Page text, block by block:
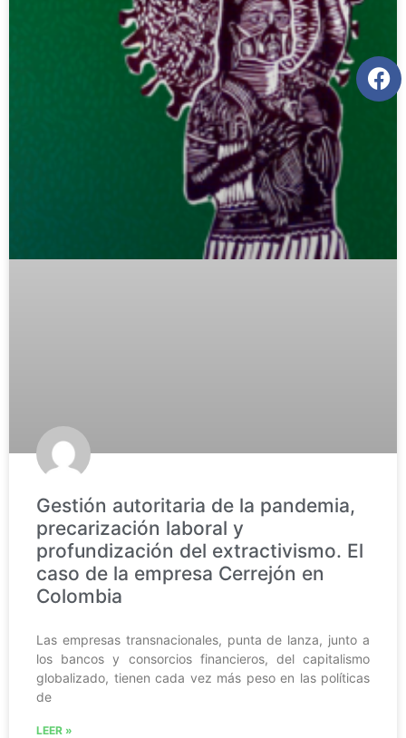
Gestión autoritaria de la pandemia,
precarización laboral y
profundización del extractivismo. El
caso de la empresa Cerrejón en
Colombia
Las empresas transnacionales, punta de lanza, junto a
los bancos y consorcios financieros, del capitalismo
globalizado, tienen cada vez más peso en las políticas
de
LEER »